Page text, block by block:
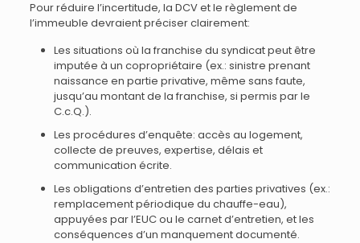
Pour réduire l’incertitude, la DCV et le règlement de
l’immeuble devraient préciser clairement:
Les situations où la franchise du syndicat peut être
imputée à un copropriétaire (ex.: sinistre prenant
naissance en partie privative, même sans faute,
jusqu’au montant de la franchise, si permis par le
C.c.Q.).
Les procédures d’enquête: accès au logement,
collecte de preuves, expertise, délais et
communication écrite.
Les obligations d’entretien des parties privatives (ex.:
remplacement périodique du chauffe-eau),
appuyées par l’EUC ou le carnet d’entretien, et les
conséquences d’un manquement documenté.